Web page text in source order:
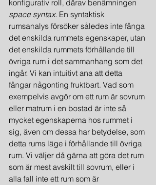
konfigurativ roll, därav benämningen
space syntax. En syntaktisk
rumsanalys försöker således inte fånga
det enskilda rummets egenskaper, utan
det enskilda rummets förhållande till
övriga rum i det sammanhang som det
ingår. Vi kan intuitivt ana att detta
fångar någonting fruktbart. Vad som
exempelvis avgör om ett rum är sovrum
eller matrum i en bostad är inte så
mycket egenskaperna hos rummet i
sig, även om dessa har betydelse, som
detta rums läge i förhållande till övriga
rum. Vi väljer då gärna att göra det rum
som är mest avskilt till sovrum, eller i
alla fall inte ett rum som är